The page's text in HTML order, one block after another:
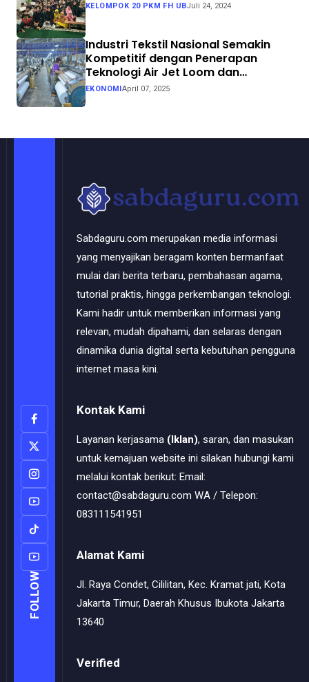
KELOMPOK 20 PKM FH UBJuli 24, 2024
Industri Tekstil Nasional Semakin
Kompetitif dengan Penerapan
Teknologi Air Jet Loom dan
Continuous Dyeing di CV. Garuda
Solo Perkasa
EKONOMIApril 07, 2025
FOLLOW
Sabdaguru.com merupakan media informasi
yang menyajikan beragam konten bermanfaat
mulai dari berita terbaru, pembahasan agama,
tutorial praktis, hingga perkembangan teknologi.
Kami hadir untuk memberikan informasi yang
relevan, mudah dipahami, dan selaras dengan
dinamika dunia digital serta kebutuhan pengguna
internet masa kini.
Kontak Kami
Layanan kerjasama (Iklan), saran, dan masukan
untuk kemajuan website ini silakan hubungi kami
melalui kontak berikut: Email:
contact@sabdaguru.com WA / Telepon:
083111541951
Alamat Kami
Jl. Raya Condet, Cililitan, Kec. Kramat jati, Kota
Jakarta Timur, Daerah Khusus Ibukota Jakarta
13640
Verified